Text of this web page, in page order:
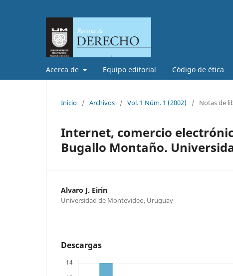
Acerca de Equipo editorial Código de ética
Inicio / Archivos / Vol. 1 Núm. 1 (2002) / Notas de
Internet, comercio
Bugallo Montaño.
Alvaro J. Eirin
Universidad de Montevideo, Uruguay
Descargas